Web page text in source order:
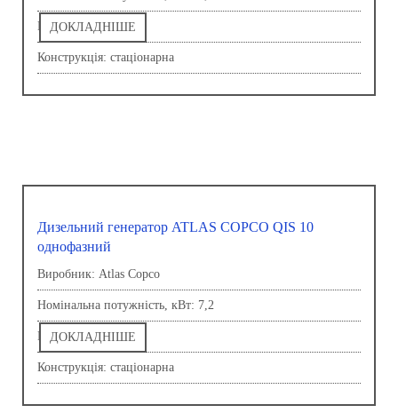
Напруга, В: 230,0
Конструкція: стаціонарна
ДОКЛАДНІШЕ
Дизельний генератор ATLAS COPCO QIS 10
однофазний
Виробник: Atlas Copco
Номінальна потужність, кВт: 7,2
Напруга, В: 230,0
Конструкція: стаціонарна
ДОКЛАДНІШЕ